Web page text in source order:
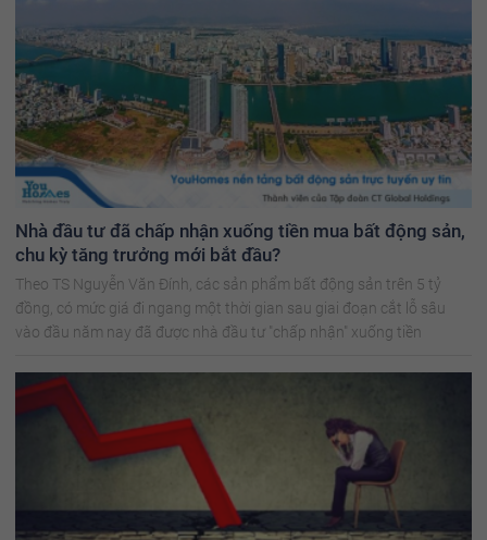
Nhà đầu tư đã chấp nhận xuống tiền mua bất động sản,
chu kỳ tăng trưởng mới bắt đầu?
Theo TS Nguyễn Văn Đính, các sản phẩm bất động sản trên 5 tỷ
đồng, có mức giá đi ngang một thời gian sau giai đoạn cắt lỗ sâu
vào đầu năm nay đã được nhà đầu tư "chấp nhận" xuống tiền